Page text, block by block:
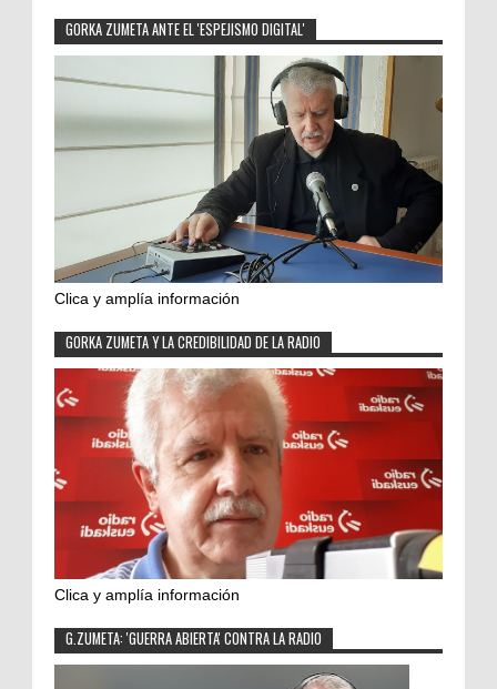
GORKA ZUMETA ANTE EL 'ESPEJISMO DIGITAL'
Clica y amplía información
GORKA ZUMETA Y LA CREDIBILIDAD DE LA RADIO
Clica y amplía información
G.ZUMETA: 'GUERRA ABIERTA' CONTRA LA RADIO